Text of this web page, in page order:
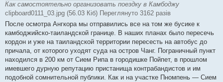
Как самостоятельно организовать поездку в Камбоджу
clipboard0111_03.jpg (56.03 Кіб) Переглянуто 3162 разів
После осмотра Ангкора мы отправились все на том же бусике к
камбоджийско-таиландской границе. В наших планах было пересечь
кордон и уже на таиландской территории пересесть на автобус до
причала, от которого уходят суда на остров Чанг. Пограничный пункт
находился в 200 км от Сием Рипа в городишке Пойпет, в прошлом
имевшего дурную репутацию пристанища контрабандистов и им
подобной сомнительной публики. Как и на участке Пномпень — Сием